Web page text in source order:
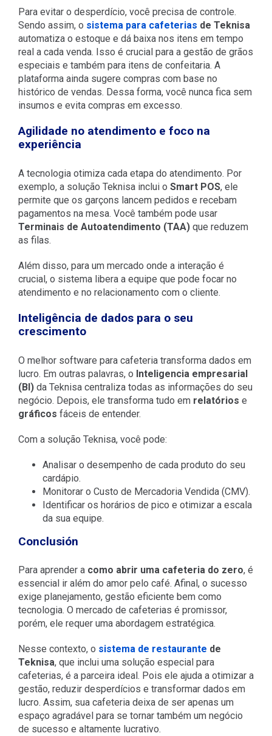
Para evitar o desperdício, você precisa de controle.
Sendo assim, o sistema para cafeterias de Teknisa
automatiza o estoque e dá baixa nos itens em tempo
real a cada venda. Isso é crucial para a gestão de grãos
especiais e também para itens de confeitaria. A
plataforma ainda sugere compras com base no
histórico de vendas. Dessa forma, você nunca fica sem
insumos e evita compras em excesso.
Agilidade no atendimento e foco na
experiência
A tecnologia otimiza cada etapa do atendimento. Por
exemplo, a solução Teknisa inclui o Smart POS, ele
permite que os garçons lancem pedidos e recebam
pagamentos na mesa. Você também pode usar
Terminais de Autoatendimento (TAA)que reduzem
as filas.
Além disso, para um mercado onde a interação é
crucial, o sistema libera a equipe que pode focar no
atendimento e no relacionamento com o cliente.
Inteligência de dados para o seu
crescimento
O melhor software para cafeteria transforma dados em
lucro. Em outras palavras, o Inteligencia empresarial
(BI)da Teknisa centraliza todas as informações do seu
negócio. Depois, ele transforma tudo em relatórios e
gráficos fáceis de entender.
Com a solução Teknisa, você pode:
Analisar o desempenho de cada produto do seu
cardápio.
Monitorar o Custo de Mercadoria Vendida (CMV).
Identificar os horários de pico e otimizar a escala
da sua equipe.
Conclusión
Para aprender a como abrir uma cafeteria do zero, é
essencial ir além do amor pelo café. Afinal, o sucesso
exige planejamento, gestão eficiente bem como
tecnologia. O mercado de cafeterias é promissor,
porém, ele requer uma abordagem estratégica.
Nesse contexto, o sistema de restaurante de
Teknisa, que inclui uma solução especial para
cafeterias, é a parceira ideal. Pois ele ajuda a otimizar a
gestão, reduzir desperdícios e transformar dados em
lucro. Assim, sua cafeteria deixa de ser apenas um
espaço agradável para se tornar também um negócio
de sucesso e altamente lucrativo.